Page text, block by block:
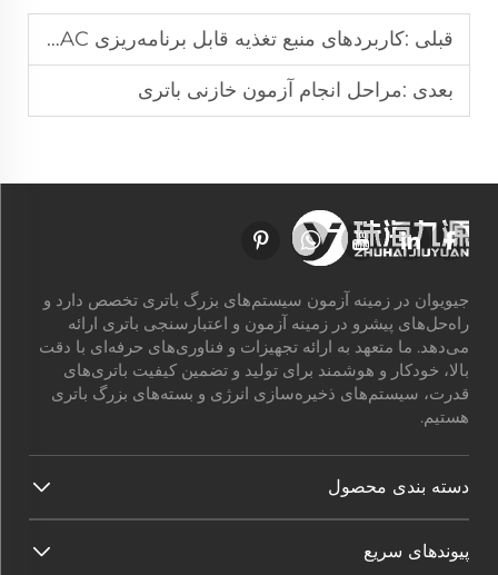
قبلی :کاربردهای منبع تغذیه قابل برنامه‌ریزی AC در آزمایشگاه‌ها
بعدی :مراحل انجام آزمون خازنی باتری
جیویوان در زمینه آزمون سیستم‌های بزرگ باتری تخصص دارد و
راه‌حل‌های پیشرو در زمینه آزمون و اعتبارسنجی باتری ارائه
می‌دهد. ما متعهد به ارائه تجهیزات و فناوری‌های حرفه‌ای با دقت
بالا، خودکار و هوشمند برای تولید و تضمین کیفیت باتری‌های
قدرت، سیستم‌های ذخیره‌سازی انرژی و بسته‌های بزرگ باتری
هستیم.
دسته بندی محصول
پیوندهای سریع